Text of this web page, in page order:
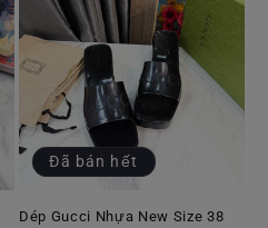
Đã bán hết
Dép Gucci Nhựa New Size 38